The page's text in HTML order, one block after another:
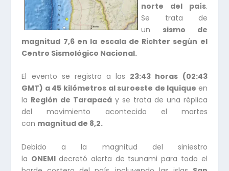
norte del país.
Se trata de
un sismo de
magnitud 7,6 en la escala de Richter según el
Centro Sismológico Nacional.
El evento se registro a las 23:43 horas (02:43
GMT) a 45 kilómetros al suroeste de Iquique en
la Región de Tarapacá y se trata de una réplica
del movimiento acontecido el martes
con magnitud de 8,2.
Debido a la magnitud del siniestro
la ONEMI decretó alerta de tsunami para todo el